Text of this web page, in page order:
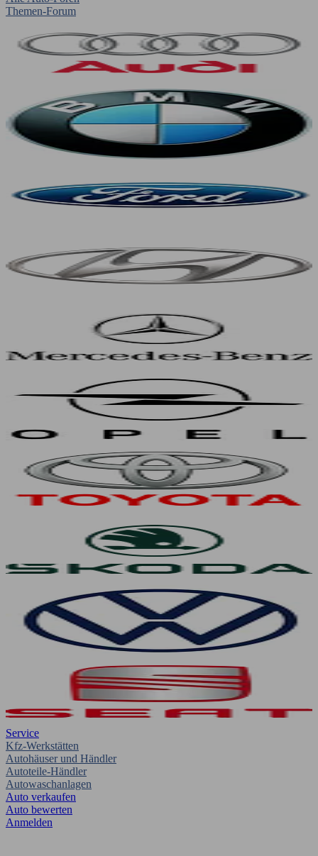
Themen-Forum
Service
Kfz-Werkstätten
Autohäuser und Händler
Autoteile-Händler
Autowaschanlagen
Auto verkaufen
Auto bewerten
Anmelden